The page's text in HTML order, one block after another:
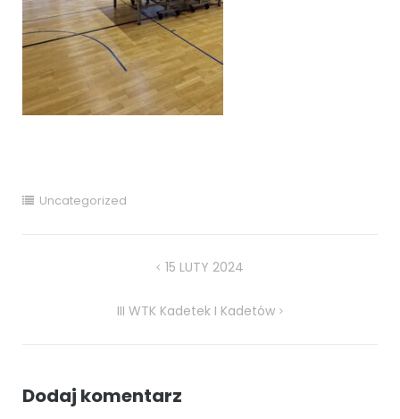
Uncategorized
15 LUTY 2024
III WTK Kadetek I Kadetów
Dodaj komentarz